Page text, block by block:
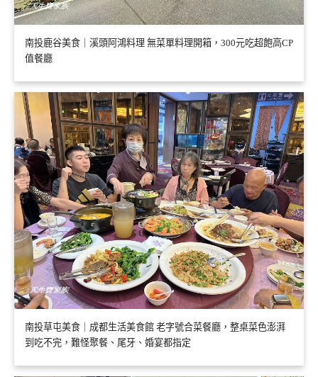
南投鹿谷美食｜溪頭阿鴻料理 無菜單料理開箱，300元吃超飽高CP
值餐廳
南投草屯美食｜成都生活美食館 老字號合菜餐廳，整桌菜色澎湃
到吃不完，難怪聚餐、尾牙、婚宴都指定